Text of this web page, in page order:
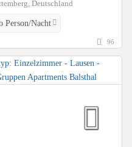
Deutschland
Person/Nacht
96